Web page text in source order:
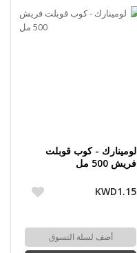
لومينارك - كوب قوبلت
فريش 500 مل
KWD1.15
أضف لسلة التسوق